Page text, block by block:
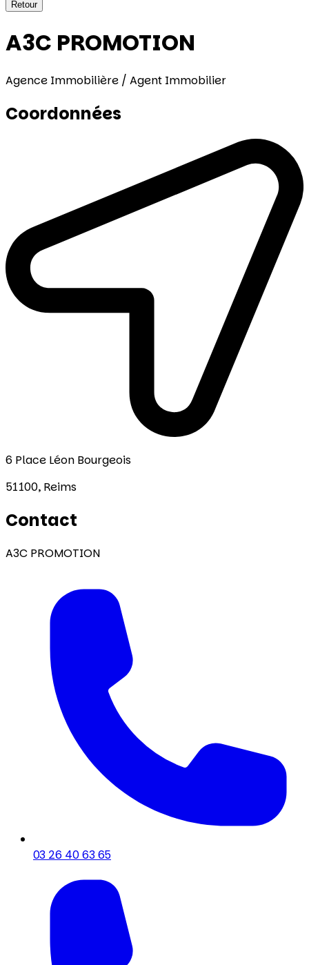
Retour
A3C PROMOTION
Agence Immobilière / Agent Immobilier
Coordonnées
6 Place Léon Bourgeois
51100, Reims
Contact
A3C PROMOTION
03 26 40 63 65